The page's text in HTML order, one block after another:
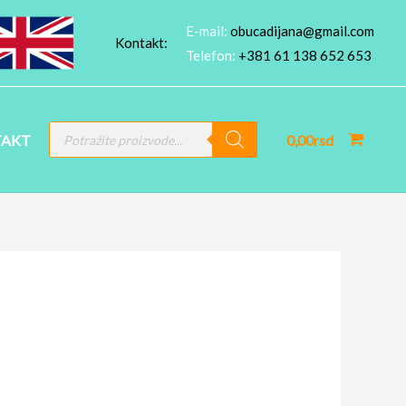
Kontakt:
E-mail: obucadijana@gmail.com
Telefon: +381 61 138 652 653
PRODUCTS
SEARCH
0,00rsd